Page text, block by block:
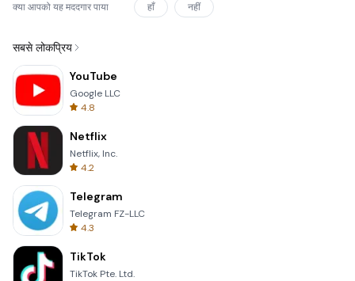
क्या आपको यह मददगार पाया हाँ नहीं
सबसे लोकप्रिय
YouTube
Google LLC
4.8
Netflix
Netflix, Inc.
4.2
Telegram
Telegram FZ-LLC
4.3
TikTok
TikTok Pte. Ltd.